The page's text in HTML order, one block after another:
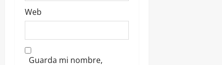
Web
Guarda mi nombre,